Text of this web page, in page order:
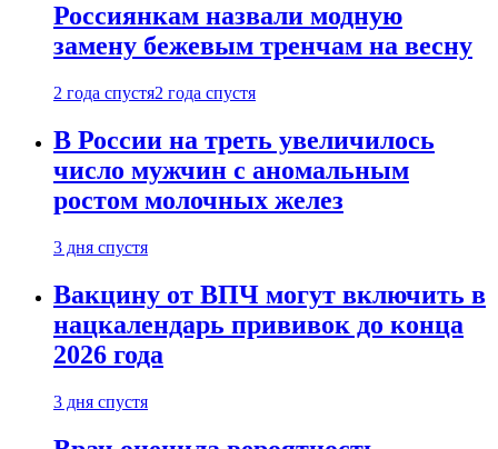
Россиянкам назвали модную
замену бежевым тренчам на весну
2 года спустя2 года спустя
В России на треть увеличилось
число мужчин с аномальным
ростом молочных желез
3 дня спустя
Вакцину от ВПЧ могут включить в
нацкалендарь прививок до конца
2026 года
3 дня спустя